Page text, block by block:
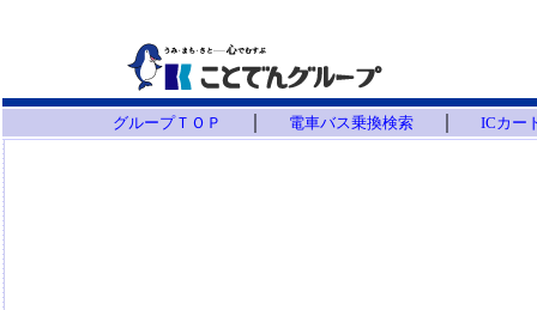
グループＴＯＰ 電車バス乗換検索 ICカー